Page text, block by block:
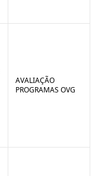
AVALIAÇÃO
PROGRAMAS OVG